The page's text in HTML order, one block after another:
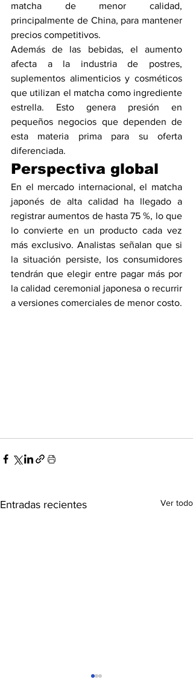
matcha de menor calidad,
principalmente de China, para mantener
precios competitivos.
Además de las bebidas, el aumento
afecta a la industria de postres,
suplementos alimenticios y cosméticos
que utilizan el matcha como ingrediente
estrella. Esto genera presión en
pequeños negocios que dependen de
esta materia prima para su oferta
diferenciada.
Perspectiva global
En el mercado internacional, el matcha
japonés de alta calidad ha llegado a
registrar aumentos de hasta 75 %, lo que
lo convierte en un producto cada vez
más exclusivo. Analistas señalan que si
la situación persiste, los consumidores
tendrán que elegir entre pagar más por
la calidad ceremonial japonesa o recurrir
a versiones comerciales de menor costo.
Entradas recientes Ver todo